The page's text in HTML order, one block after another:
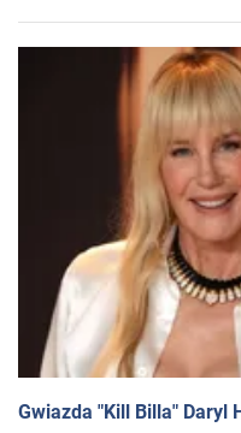
Gwiazda "Kill Billa" Daryl